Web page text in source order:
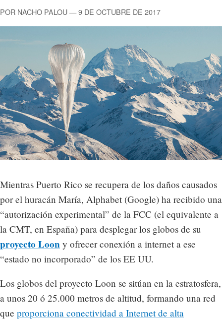
POR NACHO PALOU — 9 DE OCTUBRE DE 2017
Mientras Puerto Rico se recupera de los daños causados
por el huracán María, Alphabet (Google) ha recibido una
“autorización experimental” de la FCC (el equivalente a
la CMT, en España) para desplegar los globos de su
proyecto Loon y ofrecer conexión a internet a ese
“estado no incorporado” de los EE UU.
Los globos del proyecto Loon se sitúan en la estratosfera,
a unos 20 ó 25.000 metros de altitud, formando una red
que proporciona conectividad a Internet de alta